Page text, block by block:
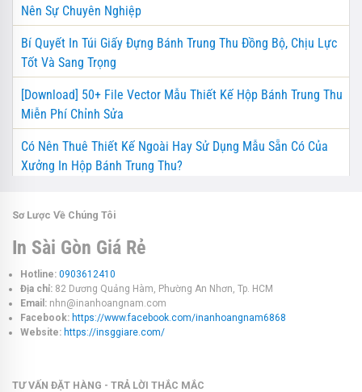
Nên Sự Chuyên Nghiệp
Bí Quyết In Túi Giấy Đựng Bánh Trung Thu Đồng Bộ, Chịu Lực
Tốt Và Sang Trọng
[Download] 50+ File Vector Mẫu Thiết Kế Hộp Bánh Trung Thu
Miễn Phí Chỉnh Sửa
Có Nên Thuê Thiết Kế Ngoài Hay Sử Dụng Mẫu Sẵn Có Của
Xưởng In Hộp Bánh Trung Thu?
Sơ Lược Về Chúng Tôi
In Sài Gòn Giá Rẻ
Hotline: 0903612410
Địa chỉ: 82 Dương Quảng Hàm, Phường An Nhơn, Tp. HCM
Email: nhn@inanhoangnam.com
Facebook: https://www.facebook.com/inanhoangnam6868
Website: https://insggiare.com/
TƯ VẤN ĐẶT HÀNG - TRẢ LỜI THẮC MẮC